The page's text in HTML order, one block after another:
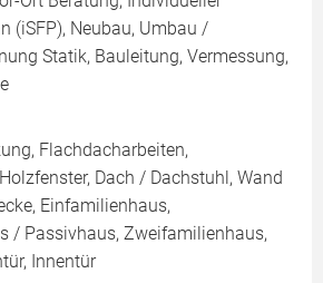
(iSFP), Neubau, Umbau /
Statik, Bauleitung, Vermessung,
Flachdacharbeiten,
Dach / Dachstuhl, Wand
Einfamilienhaus,
/ Passivhaus, Zweifamilienhaus,
Innentür